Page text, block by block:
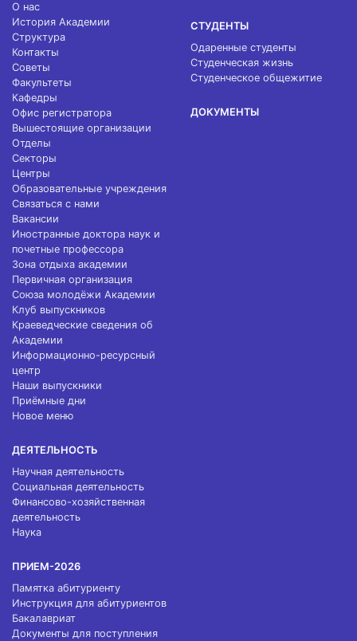
О нас
История Академии
Структура
Контакты
Советы
Факультеты
Кафедры
Офис регистратора
Вышестоящие организации
Отделы
Секторы
Центры
Образовательные учреждения
Связаться с нами
Вакансии
Иностранные доктора наук и
почетные профессора
Зона отдыха академии
Первичная организация
Союза молодёжи Академии
Клуб выпускников
Краеведческие сведения об
Академии
Информационно-ресурсный
центр
Наши выпускники
Приёмные дни
Новое меню
ДЕЯТЕЛЬНОСТЬ
Научная деятельность
Социальная деятельность
Финансово-хозяйственная
деятельность
Наука
ПРИЕМ-2026
Памятка абитуриенту
Инструкция для абитуриентов
Бакалавриат
Документы для поступления
СТУДЕНТЫ
Одаренные студенты
Студенческая жизнь
Студенческое общежитие
ДОКУМЕНТЫ